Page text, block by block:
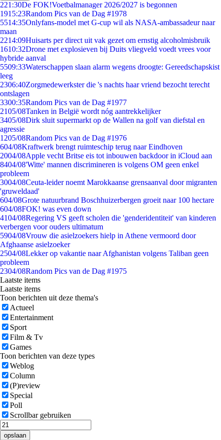
221:30De FOK!Voetbalmanager 2026/2027 is begonnen
1915:23Random Pics van de Dag #1978
5514:35Onlyfans-model met G-cup wil als NASA-ambassadeur naar
maan
2214:09Huisarts per direct uit vak gezet om ernstig alcoholmisbruik
1610:32Drone met explosieven bij Duits vliegveld voedt vrees voor
hybride aanval
5509:33Waterschappen slaan alarm wegens droogte: Gereedschapskist
leeg
2306:40Zorgmedewerkster die 's nachts haar vriend bezocht terecht
ontslagen
3300:35Random Pics van de Dag #1977
2105/08Tanken in België wordt nóg aantrekkelijker
3405/08Dirk sluit supermarkt op de Wallen na golf van diefstal en
agressie
1205/08Random Pics van de Dag #1976
604/08Kraftwerk brengt ruimteschip terug naar Eindhoven
2004/08Apple vecht Britse eis tot inbouwen backdoor in iCloud aan
8404/08'Witte' mannen discrimineren is volgens OM geen enkel
probleem
3004/08Ceuta-leider noemt Marokkaanse grensaanval door migranten
'gruweldaad'
604/08Grote natuurbrand Boschhuizerbergen groeit naar 100 hectare
604/08FOK! was even down
4104/08Regering VS geeft scholen die 'genderidentiteit' van kinderen
verbergen voor ouders ultimatum
5904/08Vrouw die asielzoekers hielp in Athene vermoord door
Afghaanse asielzoeker
2504/08Lekker op vakantie naar Afghanistan volgens Taliban geen
probleem
2304/08Random Pics van de Dag #1975
Laatste items
Laatste items
Toon berichten uit deze thema's
Actueel
Entertainment
Sport
Film & Tv
Games
Toon berichten van deze types
Weblog
Column
(P)review
Special
Poll
Scrollbar gebruiken
opslaan